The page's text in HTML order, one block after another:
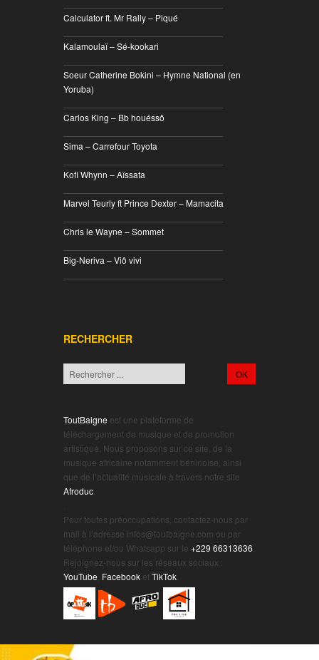
Calculator ft. Mr Rally – Piqué
Kalamoulaï – Sé-kookari
Soeur Catherine Bokini – Hymne National (en
Yoruba)
Carlos King – Bb houéssô
Sima – Carrefour Toyota
Kofi Whynn – Aïssata
Marvel Teurly ft Prince Dexter – Mamacita
Chris le Wayne – Sommet
Big-Neriva – Viô vivi
RECHERCHER
ToutBaigne est une plateforme de
téléchargement de musique et de promotion
artistique. Nous proposons sur ce site, de la
musique africaine notamment béninoise, ainsi
que de l’actualité musicale à travers notre site
Afroduc
Pour toutes préoccupations, contactez-nous par
mail à l’adresse infos@toutbaigne.com ou par
téléphone et/ou Whatsapp sur le +229 66313636
Rejoignez-nous sur les réseaux sociaux :
YouTube Facebook etTikTok